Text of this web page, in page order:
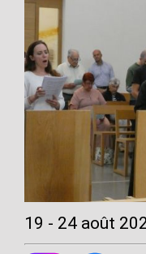
19 - 24 août